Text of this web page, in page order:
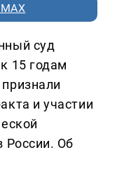
суд
15 годам
и участии
России. Об